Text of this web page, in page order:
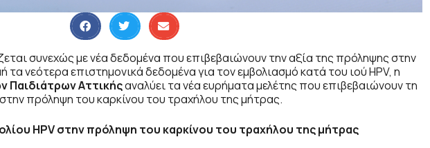
συνεχώς με νέα δεδομένα που επιβεβαιώνουν την αξία της πρόληψης στην
νεότερα επιστημονικά δεδομένα για τον εμβολιασμό κατά του ιού HPV, η
Παιδιάτρων Αττικήςαναλύει τα νέα ευρήματα μελέτης που επιβεβαιώνουν τη
πρόληψη του καρκίνου του τραχήλου της μήτρας.
HPV στην πρόληψη του καρκίνου του τραχήλου της μήτρας